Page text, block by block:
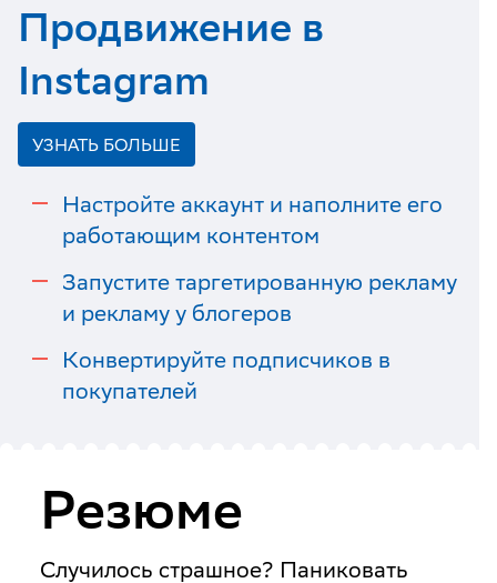
Продвижение в
Instagram
УЗНАТЬ БОЛЬШЕ
Настройте аккаунт и наполните его
работающим контентом
Запустите таргетированную рекламу
и рекламу у блогеров
Конвертируйте подписчиков в
покупателей
Резюме
Случилось страшное? Паниковать